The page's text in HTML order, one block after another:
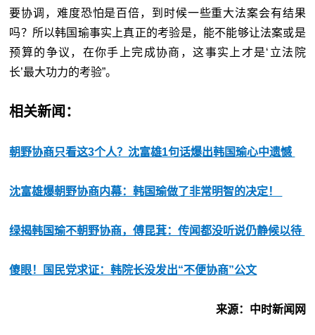
要协调，难度恐怕是百倍，到时候一些重大法案会有结果
吗？所以韩国瑜事实上真正的考验是，能不能够让法案或是
预算的争议，在你手上完成协商，这事实上才是‘ 立法院
长’最大功力的考验”。
相关新闻：
朝野协商只看这3个人？沈富雄1句话爆出韩国瑜心中遗憾
沈富雄爆朝野协商内幕：韩国瑜做了非常明智的决定！
绿揭韩国瑜不朝野协商，傅昆萁：传闻都没听说仍静候以待
傻眼！国民党求证：韩院长没发出“不便协商”公文
来源：中时新闻网